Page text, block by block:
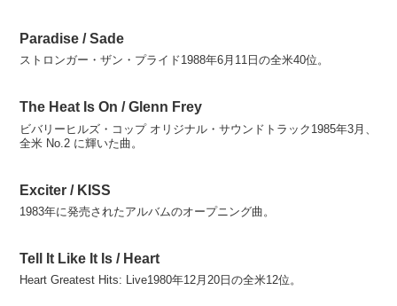
Paradise / Sade
ストロンガー・ザン・プライド1988年6月11日の全米40位。
The Heat Is On / Glenn Frey
ビバリーヒルズ・コップ オリジナル・サウンドトラック1985年3月、
全米 No.2 に輝いた曲。
Exciter / KISS
1983年に発売されたアルバムのオープニング曲。
Tell It Like It Is / Heart
Heart Greatest Hits: Live1980年12月20日の全米12位。